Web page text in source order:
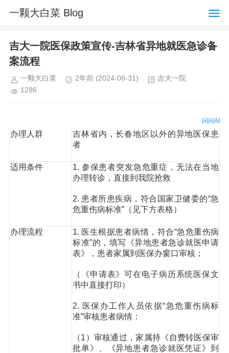
一颗大白菜 Blog
吉大一院医保政策宣传-吉林省异地就医急诊备
案流程
一颗大白菜 2年前 (2024-08-31)
吉大一院
1286
问问AI
办理人群
吉林省内，长春地区以外的异地医保患
者
适用条件
1. 参保患者突发急危重症，无法在当地
办理转诊，直接到我院抢救
2. 患者所患疾病，符合国家卫健委的“急
危重伤病标准”（见下方表格）
办理流程
1. 医生根据患者病情，符合“急危重伤病
标准”的，填写《异地患者急诊就医申请
表》，患者家属到医保办窗口审核；
（《申请表》可在电子病历系统医保文
书中直接打印）
2. 医保办工作人员依据“急危重伤病标
准”审核患者病情：
（1）审核通过，家属持《自费转医保审
批单》、《异地患者急诊就医凭证》到